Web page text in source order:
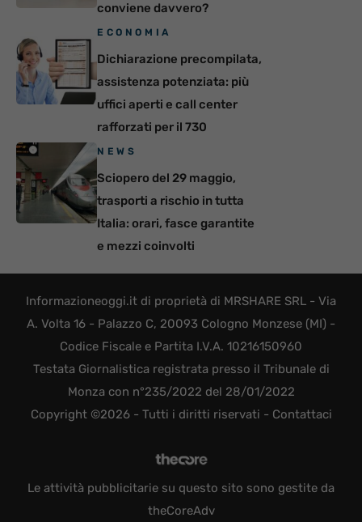
conviene davvero?
ECONOMIA
Dichiarazione precompilata,
assistenza potenziata: più
uffici aperti e call center
rafforzati per il 730
NEWS
Sciopero del 29 maggio,
trasporti a rischio in tutta
Italia: orari, fasce garantite
e mezzi coinvolti
Informazioneoggi.it di proprietà di MRSHARE SRL - Via
A. Volta 16 - Palazzo C, 20093 Cologno Monzese (MI) -
Codice Fiscale e Partita I.V.A. 10216150960
Testata Giornalistica registrata presso il Tribunale di
Monza con n°235/2022 del 28/01/2022
Copyright ©2026 - Tutti i diritti riservati - Contattaci
Le attività pubblicitarie su questo sito sono gestite da
theCoreAdv